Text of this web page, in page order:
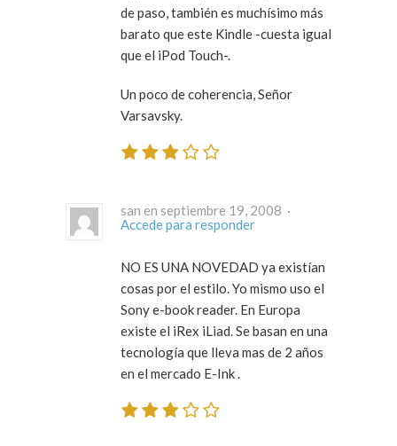
de paso, también es muchísimo más
barato que este Kindle -cuesta igual
que el iPod Touch-.
Un poco de coherencia, Señor
Varsavsky.
san en septiembre 19, 2008 ·
Accede para responder
NO ES UNA NOVEDAD ya existían
cosas por el estilo. Yo mismo uso el
Sony e-book reader. En Europa
existe el iRex iLiad. Se basan en una
tecnología que lleva mas de 2 años
en el mercado E-Ink .